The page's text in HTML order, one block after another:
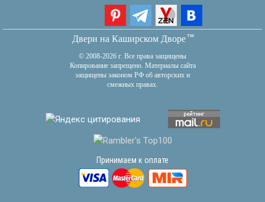
Двери на Каширском Дворетм
© 2008-2026 г. Все права защищены
Копирование запрещено. Материалы сайта
защищены законом РФ об авторских и
смежных правах.
Принимаем к оплате